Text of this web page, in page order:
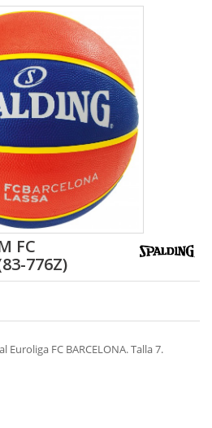
FC
776Z)
FC BARCELONA. Talla 7.